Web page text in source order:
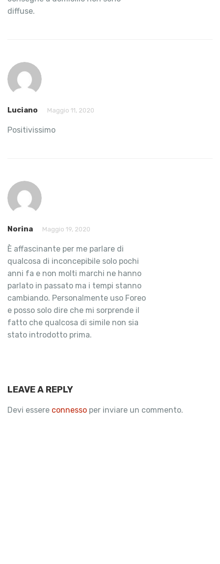
diffuse.
Luciano Maggio 11, 2020
Positivissimo
Norina Maggio 19, 2020
È affascinante per me parlare di
qualcosa di inconcepibile solo pochi
anni fa e non molti marchi ne hanno
parlato in passato ma i tempi stanno
cambiando. Personalmente uso Foreo
e posso solo dire che mi sorprende il
fatto che qualcosa di simile non sia
stato introdotto prima.
LEAVE A REPLY
Devi essere connesso per inviare un commento.